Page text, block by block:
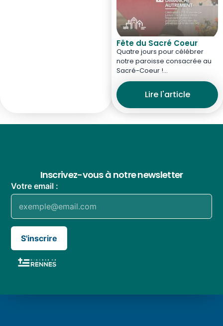
Fête du Sacré Coeur
Quatre jours pour célébrer
notre paroisse consacrée au
Sacré-Coeur !…
Lire l'article
Inscrivez-vous à notre newsletter
Votre email :
S'inscrire